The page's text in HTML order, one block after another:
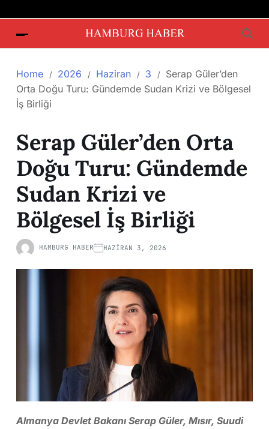
Home 2026 Haziran 3
Serap Güler’den
Orta Doğu Turu: Gündemde Sudan Krizi ve Bölgesel
İş Birliği
Serap Güler’den Orta
Doğu Turu: Gündemde
Sudan Krizi ve
Bölgesel İş Birliği
HAMBURG HABER HAZIRAN 3, 2026
Almanya Devlet Bakanı Serap Güler, Mısır, Suudi